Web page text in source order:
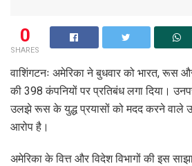
0
SHARES
वाशिंगटनः अमेरिका ने बुधवार को भारत, रूस
की 398 कंपनियों पर प्रतिबंध लगा दिया।
उलझे रूस के युद्ध प्रयासों को मदद करने वाले
आरोप है।
अमेरिका के वित्त और विदेश विभागों की इस